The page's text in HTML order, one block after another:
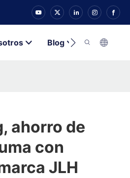
Blog Contacto
ahorro de
con
JLH